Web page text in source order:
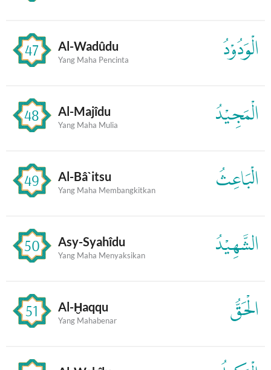
47 Al-Wadûdu
Yang Maha Pencinta الْوَدُوْدُ
48 Al-Majîdu
Yang Maha Mulia الْمَجِيْدُ
49 Al-Bâ`itsu
Yang Maha Membangkitkan الْبَاعِثُ
50 Asy-Syahîdu
Yang Maha Menyaksikan الشَّهِيْدُ
51 Al-Ḫaqqu
Yang Mahabenar الْحَقُّ